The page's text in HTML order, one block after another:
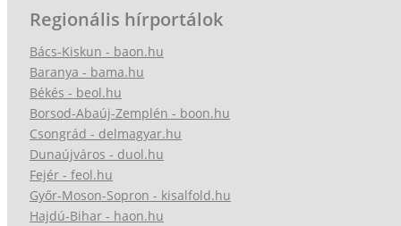
Regionális hírportálok
Bács-Kiskun - baon.hu
Baranya - bama.hu
Békés - beol.hu
Borsod-Abaúj-Zemplén - boon.hu
Csongrád - delmagyar.hu
Dunaújváros - duol.hu
Fejér - feol.hu
Győr-Moson-Sopron - kisalfold.hu
Hajdú-Bihar - haon.hu